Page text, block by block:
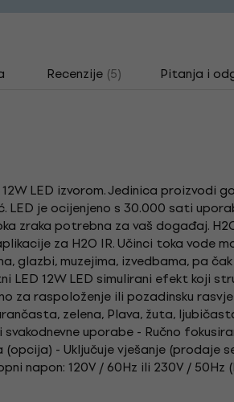
Recenzije (5) Pitanja i
LED izvorom. Jedinica proizvodi
je ocijenjeno s 30.000 sati
zraka potrebna za vaš događaj.
za H2O IR. Učinci toka vode
glazbi, muzejima, izvedbama, pa
LED 12W LED simulirani efekt koji
za raspoloženje ili pozadinsku
zelena, Plava, žuta,
uporabe - Ručno
- Uključuje vješanje (prodaje
napon: 120V / 60Hz ili 230V / 50Hz